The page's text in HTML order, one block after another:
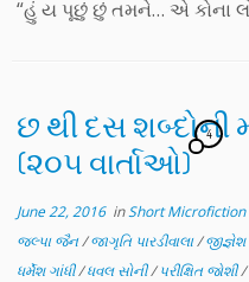
“હું ય પૂછું છું તમને… એ કોના
છ થી દસ શબ્દોની
(૨૦૫ વાર્તાઓ)
4
June 22, 2016inShort Microfiction
જલ્પા જૈન/જાગૃતિ પારડીવાલા/
ધર્મેશ ગાંધી/ધવલ સોની/પરીક્ષિત જોશી/